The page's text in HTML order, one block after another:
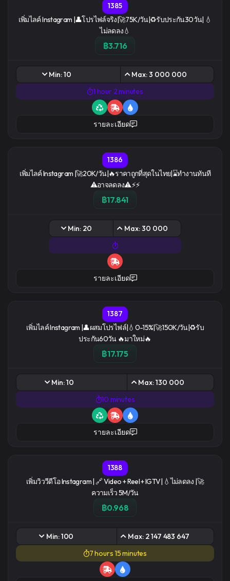
1385
เพิ่มไลค์ Instagram |👤โปรไฟล์จริง|🚀75K/วัน|♻️รับประกัน30วัน| 💧
ไม่ลดลง💧
฿3.716
Min: 10
Max: 3 000 000
1 hour 2 minutes
รายละเอียด
1386
เพิ่มไลค์ Instagram |🚀20K/วัน|🔥ราคาถูกที่สุดในไทย|⌛ทำงานทันที
⚠อาจลดลง⚠⚡⚡
฿17.841
Min: 20 Max: 30 000
รายละเอียด
1387
เพิ่มไลค์ Instagram |👤ผสมโปรไฟล์|💧0-15%|🚀150K/วัน|♻️รับ
ประกัน60วัน 🔥มาใหม่🔥
฿17.175
Min: 10
Max: 130 000
10 minutes
รายละเอียด
1388
เพิ่มวิววีดีโอ Instagram | 🔗 Video + Reel + IGTV| 💧ไม่ลดลง |🚀
ความเร็ว 5M/วัน
฿0.968
Min: 100
Max: 2 147 483 647
7 hours 15 minutes